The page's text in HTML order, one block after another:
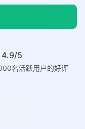
4.9/5
名活跃用户的好评